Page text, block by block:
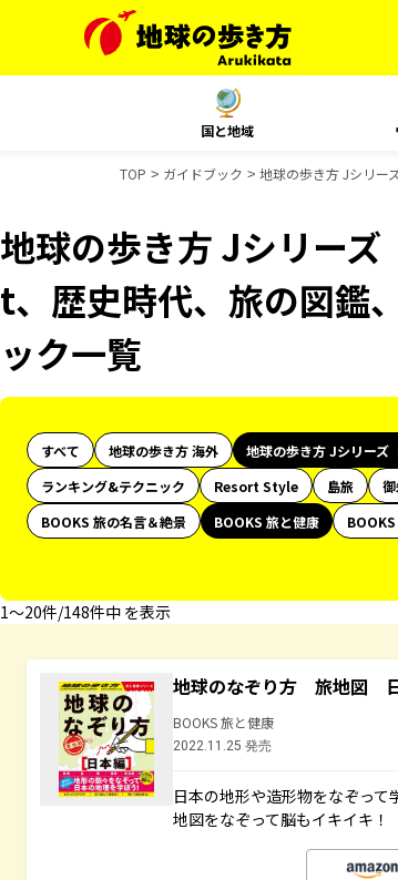
国と地域
TOP ガイドブック 地球の歩き方 Jシリー
地球の歩き方 Jシリー
t、歴史時代、旅の図鑑
ック一覧
すべて 地球の歩き方 海外 地球の歩き方 Jシリーズ
ランキング&テクニック
Resort Style 島旅
BOOKS 旅の名言＆絶景
BOOKS 旅と健康
1〜20件/148件中 を表示
地球のなぞり方 旅地図
BOOKS 旅と健康
2022.11.25 発売
日本の地形や造形物をなぞっ
地図をなぞって脳もイキイキ！